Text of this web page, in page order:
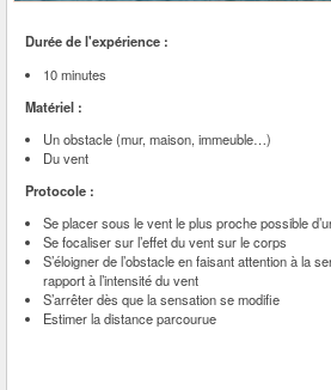
Durée de l'expérience :
10 minutes
Matériel :
Un obstacle (mur, maison, immeuble…)
Du vent
Protocole :
Se placer sous le vent le plus proche possible
Se focaliser sur l’effet du vent sur le corps
S’éloigner de l’obstacle en faisant attention à la
rapport à l’intensité du vent
S’arrêter dès que la sensation se modifie
Estimer la distance parcourue